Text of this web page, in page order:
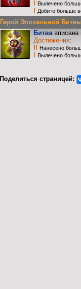
Вылечено
Добито больше
Герой Эпохальной
Битвавписана
Достижения:
Нанесено
Вылечено
Поделиться страницей: